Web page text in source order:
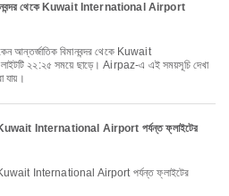
থেকে Kuwait International Airport
২২:২৫ সময়ে ছাড়ে। Airpaz-এ এই সময়সূচি দেখা
যায়।
Kuwait International Airport পর্যন্ত ফ্লাইটের